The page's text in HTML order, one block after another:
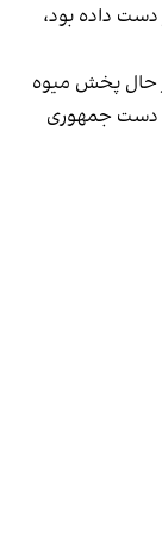
داده بود،
در حال پخش میوه
دست جمهوری